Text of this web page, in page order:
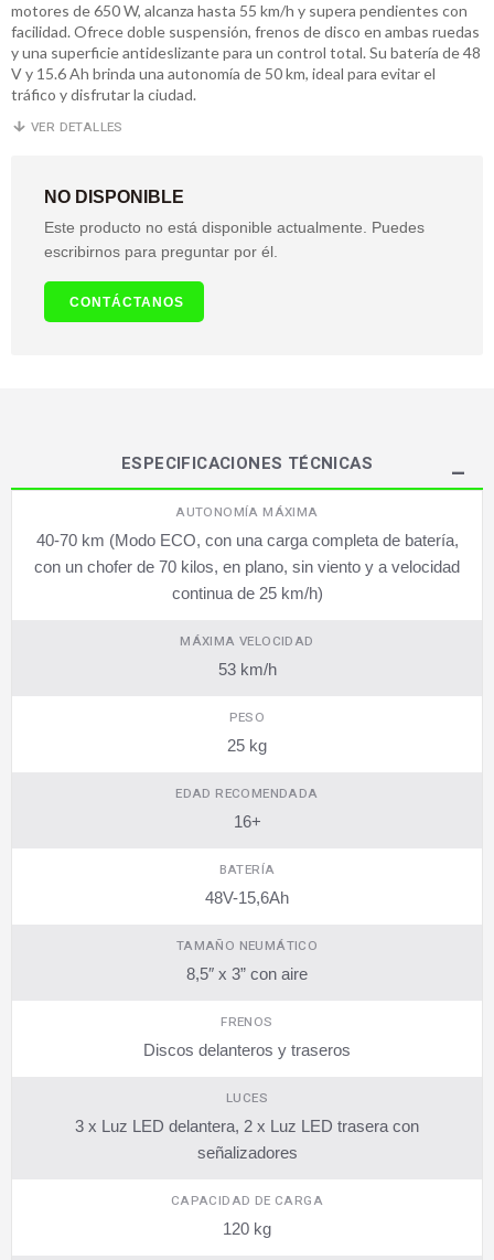
motores de 650 W, alcanza hasta 55 km/h y supera pendientes con
facilidad. Ofrece doble suspensión, frenos de disco en ambas ruedas
y una superficie antideslizante para un control total. Su batería de 48
V y 15.6 Ah brinda una autonomía de 50 km, ideal para evitar el
tráfico y disfrutar la ciudad.
VER DETALLES
NO DISPONIBLE
Este producto no está disponible actualmente. Puedes
escribirnos para preguntar por él.
CONTÁCTANOS
ESPECIFICACIONES TÉCNICAS
AUTONOMÍA MÁXIMA
40-70 km (Modo ECO, con una carga completa de batería,
con un chofer de 70 kilos, en plano, sin viento y a velocidad
continua de 25 km/h)
MÁXIMA VELOCIDAD
53 km/h
PESO
25 kg
EDAD RECOMENDADA
16+
BATERÍA
48V-15,6Ah
TAMAÑO NEUMÁTICO
8,5″ x 3” con aire
FRENOS
Discos delanteros y traseros
LUCES
3 x Luz LED delantera, 2 x Luz LED trasera con
señalizadores
CAPACIDAD DE CARGA
120 kg